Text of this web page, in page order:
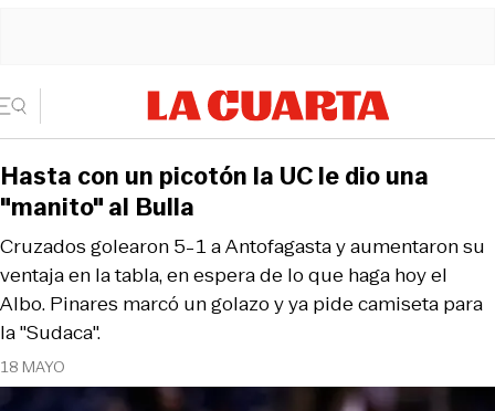
18 MAYO
Cruzados golearon 5-1 a Antofagasta y aumentaron su
ventaja en la tabla, en espera de lo que haga hoy el
Albo. Pinares marcó un golazo y ya pide camiseta para
la "Sudaca".
Hasta con un picotón la UC le dio una
"manito" al Bulla